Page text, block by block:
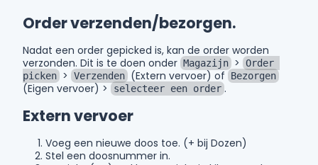
Order verzenden/bezorgen.
Nadat een order gepicked is, kan de order worden
verzonden. Dit is te doen onder Magazijn >
Order
picken > Verzenden (Extern vervoer) of Bezorgen
(Eigen vervoer) > selecteer een order .
Extern vervoer
Voeg een nieuwe doos toe. (+ bij Dozen)
Stel een doosnummer in.